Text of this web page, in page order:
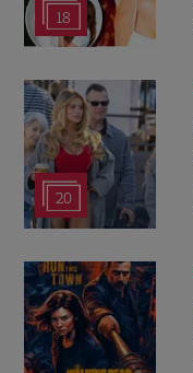
18
20